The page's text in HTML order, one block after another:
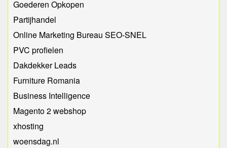
Goederen Opkopen
Partijhandel
Online Marketing Bureau SEO-SNEL
PVC profielen
Dakdekker Leads
Furniture Romania
Business Intelligence
Magento 2 webshop
xhosting
woensdag.nl